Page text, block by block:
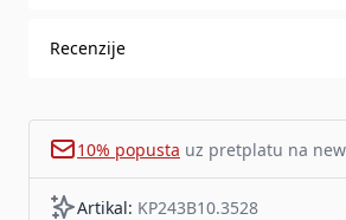
Recenzije
10% popusta uz pretplatu na
Artikal: KP243B10.3528